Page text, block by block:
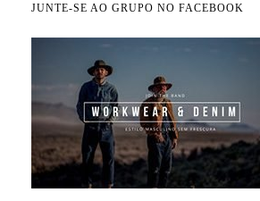
JUNTE-SE AO GRUPO NO FACEBOOK